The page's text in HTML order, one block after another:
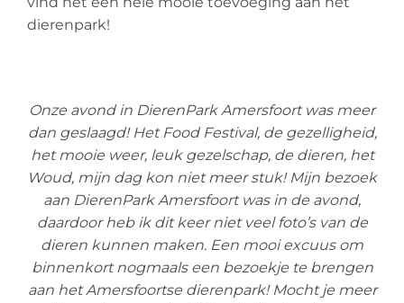
dierenpark!
Onze avond in DierenPark Amersfoort was meer
dan geslaagd! Het Food Festival, de gezelligheid,
het mooie weer, leuk gezelschap, de dieren, het
Woud, mijn dag kon niet meer stuk! Mijn bezoek
aan DierenPark Amersfoort was in de avond,
daardoor heb ik dit keer niet veel foto’s van de
dieren kunnen maken. Een mooi excuus om
binnenkort nogmaals een bezoekje te brengen
aan het Amersfoortse dierenpark! Mocht je meer